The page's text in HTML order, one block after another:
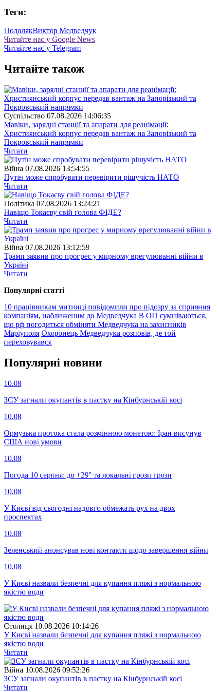
Теги:
ПодолякВиктор Медведчук
Читайте нас у Google News
Читайте нас у Telegram
Читайте також
Суспiльство 07.08.2026 14:06:35
Мавіки, зарядні станції та апарати для реанімації:
Християнський корпус передав вантаж на Запорізький та
Покровський напрямки
Читати
Війна 07.08.2026 13:54:55
Путін може спробувати перевірити рішучість НАТО
Читати
Полiтика 07.08.2026 13:24:21
Навіщо Токаєву свій голова ФІДЕ?
Читати
Війна 07.08.2026 13:12:59
Трамп заявив про прогрес у мирному врегулюванні війни в
Україні
Читати
Популярнi статтi
10 працівникам митниці повідомили про підозру за сприяння
компаніям, наближеним до Медведчука В ОП сумніваються,
що рф погодиться обміняти Медведчука на захисників
Маріуполя Охоронець Медведчука розповів, де той
переховувався
Популярнi новини
10.08
ЗСУ загнали окупантів в пастку на Кінбурнській косі
10.08
Ормузька протока стала розмінною монетою: Іран висунув
США нові умови
10.08
Погода 10 серпня: до +29° та локальні грози грози
10.08
У Києві від сьогодні надовго обмежать рух на двох
проспектах
10.08
Зеленський анонсував нові контакти щодо завершення війни
10.08
У Києві назвали безпечні для купання пляжі з нормальною
якістю води
Столиця 10.08.2026 10:14:26
У Києві назвали безпечні для купання пляжі з нормальною
якістю води
Читати
Війна 10.08.2026 09:52:26
ЗСУ загнали окупантів в пастку на Кінбурнській косі
Читати